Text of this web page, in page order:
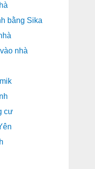
bằng Sika
nhà
cư